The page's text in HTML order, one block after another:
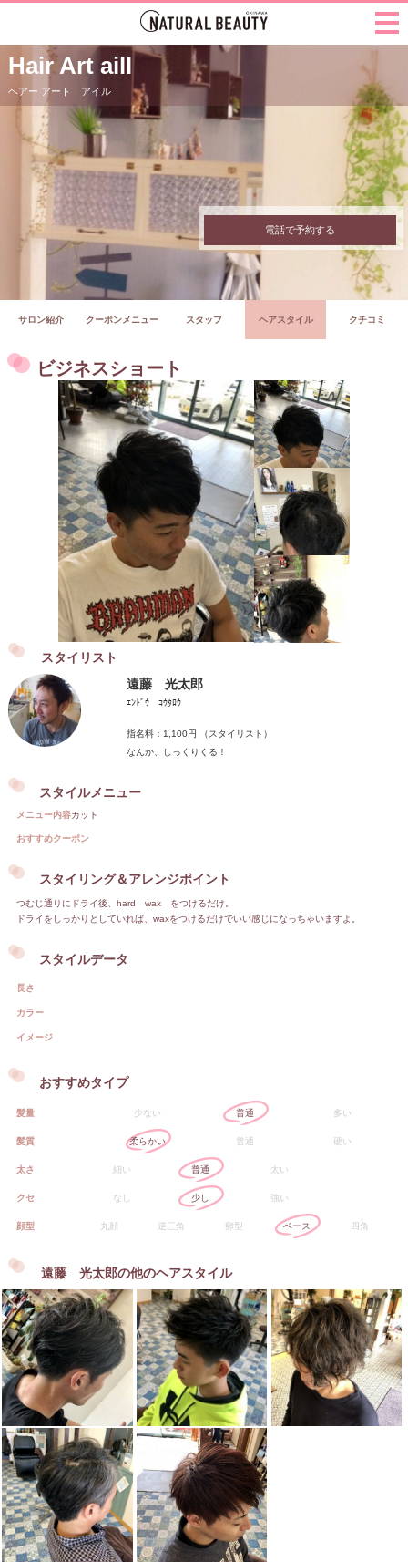
Hair Art aill
ヘアー アート アイル
電話で予約する
サロン紹介 クーポンメニュー スタッフ ヘアスタイル クチコミ
ビジネスショート
スタイリスト
遠藤 光太郎
ｴﾝﾄﾞｳ ｺｳﾀﾛｳ
指名料：1,100円 （スタイリスト）
なんか、しっくりくる！
スタイルメニュー
メニュー内容カット
おすすめクーポン
スタイリング＆アレンジポイント
つむじ通りにドライ後、hard wax をつけるだけ。
ドライをしっかりとしていれば、waxをつけるだけでいい感じになっちゃいますよ。
スタイルデータ
長さ
カラー
イメージ
おすすめタイプ
髪量 少ない 普通 多い
髪質 柔らかい 普通 硬い
太さ 細い 普通 太い
クセ なし 少し 強い
顔型 丸顔 逆三角 卵型 ベース 四角
遠藤 光太郎の他のヘアスタイル